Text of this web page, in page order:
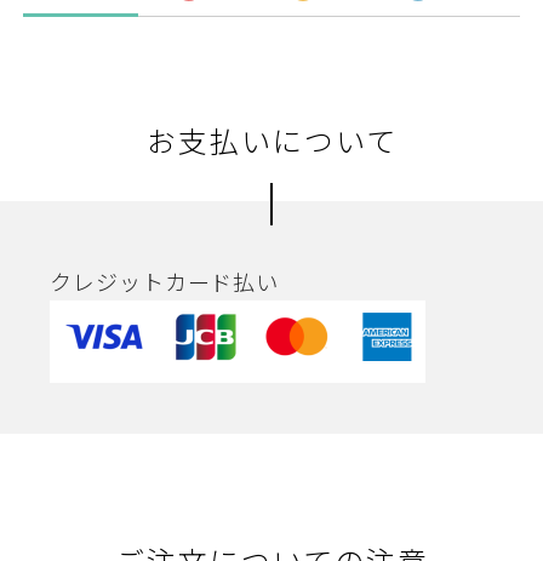
お支払いについて
クレジットカード払い